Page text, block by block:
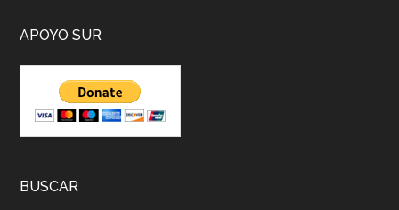
APOYO SUR
BUSCAR